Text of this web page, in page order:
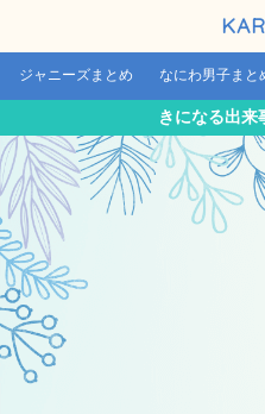
ジャニーズまとめ なにわ男子まと
きになる出来